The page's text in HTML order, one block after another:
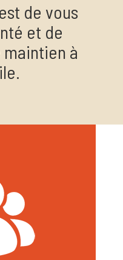
de vous
et de
à